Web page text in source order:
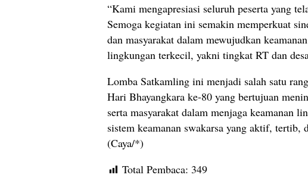
“Kami mengapresiasi seluruh peserta yang
Semoga kegiatan ini semakin memperkuat
dan masyarakat dalam mewujudkan
lingkungan terkecil, yakni tingkat RT dan
Lomba Satkamling ini menjadi salah satu
Hari Bhayangkara ke-80 yang bertujuan
serta masyarakat dalam menjaga keamanan
sistem keamanan swakarsa yang aktif, tertib,
(Caya/*)
Total Pembaca: 349